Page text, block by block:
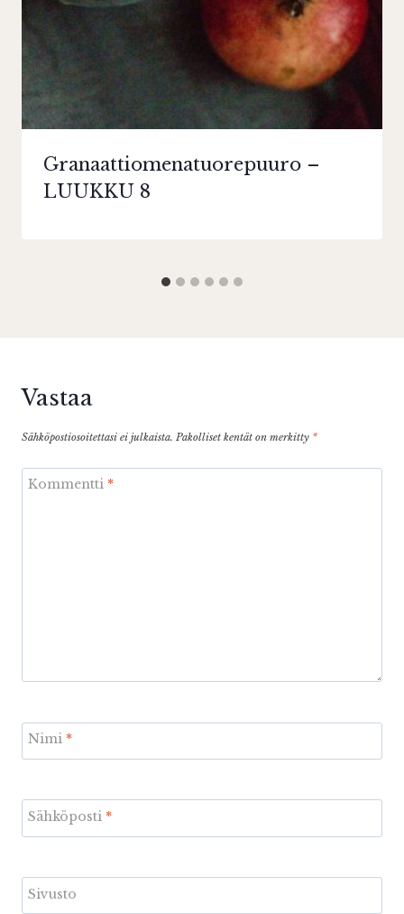
Granaattiomenatuorepuuro –
LUUKKU 8
Vastaa
Sähköpostiosoitettasi ei julkaista. Pakolliset kentät on merkitty *
Kommentti *
Nimi *
Sähköposti *
Sivusto